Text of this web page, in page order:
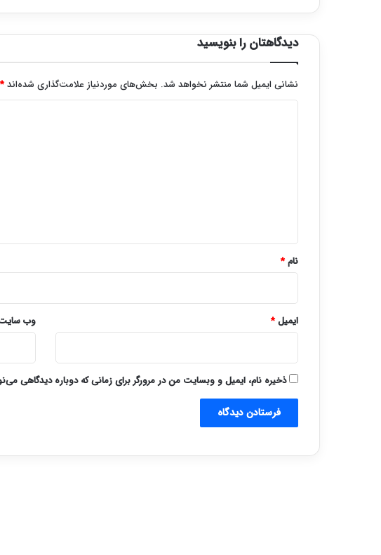
دیدگاهتان را بنویسید
نشانی ایمیل شما منتشر نخواهد شد. بخش‌های موردنیاز علامت‌گذاری شده‌اند*
نام*
ایمیل* وب‌
ذخیره نام، ایمیل و وبسایت من در مرورگر برای زمانی که دوباره دیدگاهی